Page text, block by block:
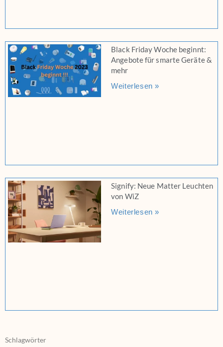
Black Friday Woche beginnt:
Angebote für smarte Geräte &
mehr
Weiterlesen »
Signify: Neue Matter Leuchten
von WiZ
Weiterlesen »
Schlagwörter